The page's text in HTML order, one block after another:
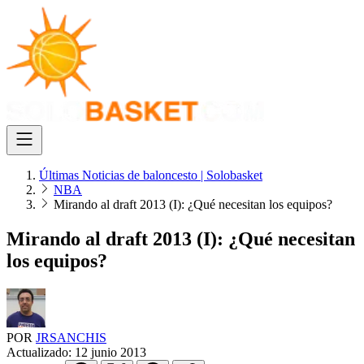
Últimas Noticias de baloncesto | Solobasket
NBA
Mirando al draft 2013 (I): ¿Qué necesitan los equipos?
Mirando al draft 2013 (I): ¿Qué necesitan
los equipos?
POR JRSANCHIS
Actualizado: 12 junio 2013